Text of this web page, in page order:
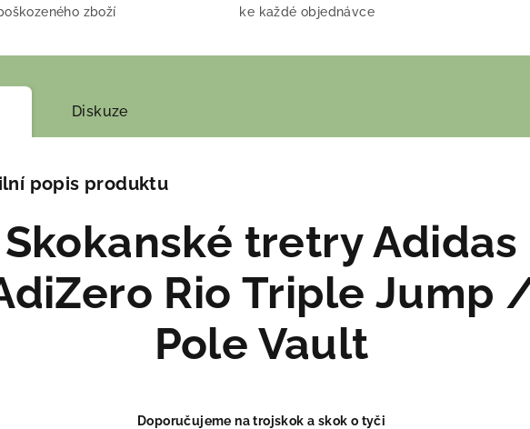
zboží ke každé objednávce
Diskuze
popis produktu
Skokanské tretry Adidas
Rio Triple Jump
Pole Vault
Doporučujeme na trojskok a skok o tyči